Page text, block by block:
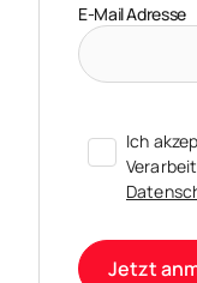
E-Mail Adresse
Ich
Jetzt